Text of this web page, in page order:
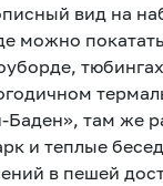
вид на
можно
Баден», там же
и теплые
в пешей